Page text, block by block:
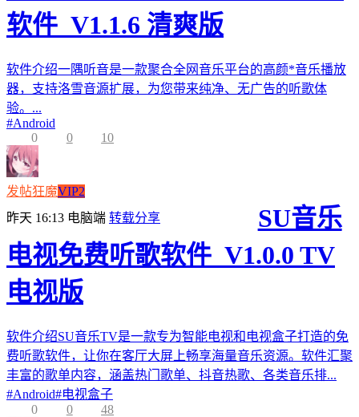
软件_V1.1.6 清爽版
软件介绍一隅听音是一款聚合全网音乐平台的高颜*音乐播放
器，支持洛雪音源扩展，为您带来纯净、无广告的听歌体
验。...
#Android
0
0 10
发帖狂魔VIP2
昨天 16:13 电脑端 转载分享
SU音乐
电视免费听歌软件_V1.0.0 TV
电视版
软件介绍SU音乐TV是一款专为智能电视和电视盒子打造的免
费听歌软件，让你在客厅大屏上畅享海量音乐资源。软件汇聚
丰富的歌单内容，涵盖热门歌单、抖音热歌、各类音乐排...
#Android#电视盒子
0
0 48